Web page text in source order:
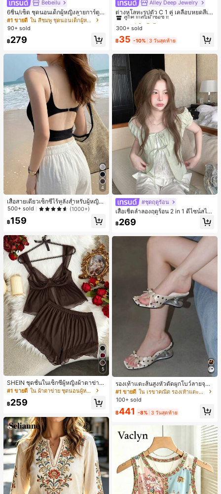
Bebeilu
6ชิ้น/เซ็ต ชุดนอนเด็กผู้หญิงลายการ์ตูน
หมีและดอกไม้ คอกลม แขนสั้น กางเกง
ขาสั้น ขอบระบาย สวมใส่สบาย
#1 ขายดี
ใน สีชมพู ชุดนอนเด็กผู้หญิง
90+ sold
฿279
4
เสื้อสายเดี่ยวเซ็กซี่ไร้หลังสำหรับผู้หญิง
พร้อมบราแบบมีฟองน้ำ, เสื้อกล้ามแขน
500+ sold (1000+)
฿159
5
SHEIN ชุดชั้นในเซ็กซี่ผู้หญิงผ้าตาข่าย
มีโครงคัพบาง
#1 ขายดี ใน ผ้าตาข่าย ชุดนอนผู้หญิง
฿259
Alley Deep Jewelry
ต่างหูโลหะรูปตัว C 1 คู่ เคลือบหยดสีเห
ลือง ลายจุดสีน้ำเงิน สไตล์ยุโรปและอเม
ริกัน แฟชั่นส่วนตัว หวานและสง่างาม
สำหรับผู้หญิงและเด็กหญิง สำหรับการเ
ดินทาง งานแต่งงาน ปาร์ตี้ วันเกิด ของ
#1 ขายดี ใน โบโฮ ต่างหูผู้หญิง
ลูกค้ากลับมาซื้อซ้ำ!
เกือบหมดแล้ว!
#1 ขายดี ใน โบโฮ ต่างหูผู้หญิง
ลูกค้ากลับมาซื้อซ้ำ!
เกือบหมดแล้ว!
#1 ขายดี ใน โบโฮ ต่างหูผู้หญิง
ลูกค้ากลับมาซื้อซ้ำ!
เกือบหมดแล้ว!
#1 ขายดี ใน โบโฮ ต่างหูผู้หญิง
เกือบหมดแล้ว!
300+ sold
฿35 -10% 3 วันสุดท้าย
#ชุดฤดูร้อน
เสื้อเชิ้ตลำลองฤดูร้อน 2 in 1 ดีไซน์สไต
ล์เกาหลี แต่งลูกไม้ต่อผ้า
฿269
รองเท้าแตะส้นสูงหัวตัดผูกโบว์ลายจุดส
ายเดี่ยวส้นไม่สมมาตรสำหรับผู้หญิง, รอ
งเท้าแตะส้นสูงหนังเทียมสีขาวหรูหรา
#1 ขายดี
ใน เรขาคณิต รองเท้าแตะส้นสูงผู้หญิง
100+ sold
฿441 -8% 3 วันสุดท้าย